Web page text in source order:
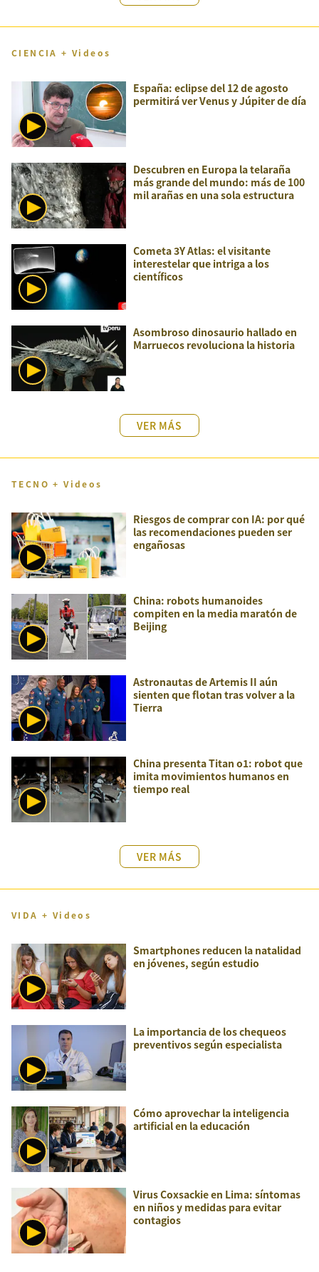
CIENCIA + Videos
España: eclipse del 12 de agosto
permitirá ver Venus y Júpiter de día
Descubren en Europa la telaraña
más grande del mundo: más de 100
mil arañas en una sola estructura
Cometa 3Y Atlas: el visitante
interestelar que intriga a los
científicos
Asombroso dinosaurio hallado en
Marruecos revoluciona la historia
VER MÁS
TECNO + Videos
Riesgos de comprar con IA: por qué
las recomendaciones pueden ser
engañosas
China: robots humanoides
compiten en la media maratón de
Beijing
Astronautas de Artemis II aún
sienten que flotan tras volver a la
Tierra
China presenta Titan o1: robot que
imita movimientos humanos en
tiempo real
VER MÁS
VIDA + Videos
Smartphones reducen la natalidad
en jóvenes, según estudio
La importancia de los chequeos
preventivos según especialista
Cómo aprovechar la inteligencia
artificial en la educación
Virus Coxsackie en Lima: síntomas
en niños y medidas para evitar
contagios